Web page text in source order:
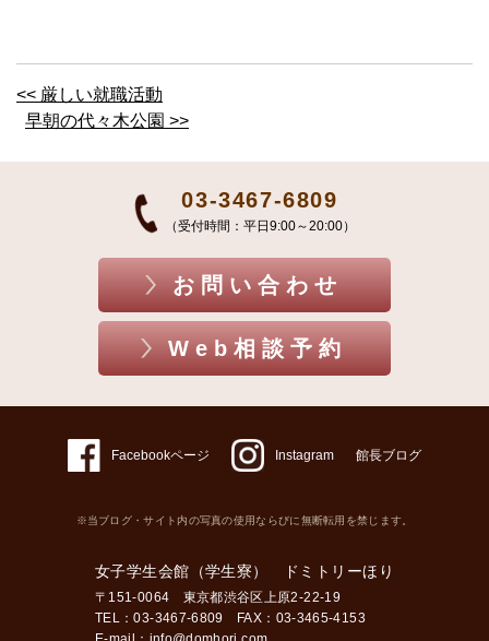
<< 厳しい就職活動
早朝の代々木公園 >>
03-3467-6809
（受付時間：平日9:00～20:00）
お問い合わせ
Web相談予約
Facebookページ Instagram 館長ブログ
※当ブログ・サイト内の写真の使用ならびに無断転用を禁じます。
女子学生会館（学生寮） ドミトリーほり
〒151-0064 東京都渋谷区上原2-22-19
TEL：03-3467-6809 FAX：03-3465-4153